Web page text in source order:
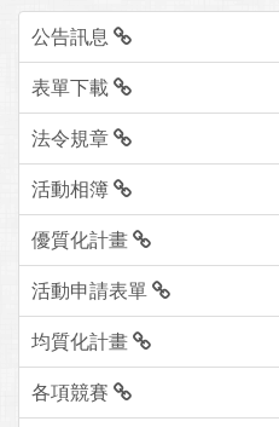
公告訊息
表單下載
法令規章
活動相簿
優質化計畫
活動申請表單
均質化計畫
各項競賽